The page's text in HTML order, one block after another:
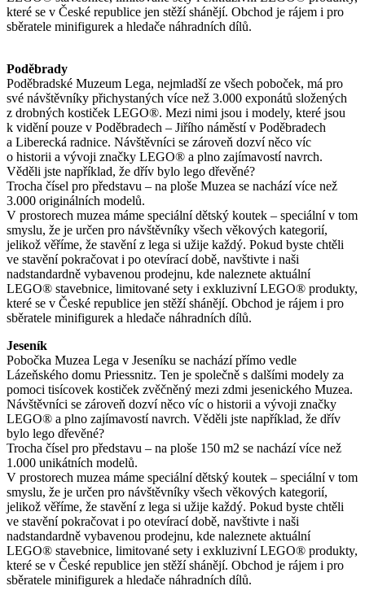
které se v České republice jen stěží shánějí. Obchod je rájem i pro
sběratele minifigurek a hledače náhradních dílů.
Poděbrady
Poděbradské Muzeum Lega, nejmladší ze všech poboček, má pro
své návštěvníky přichystaných více než 3.000 exponátů složených
z drobných kostiček LEGO®. Mezi nimi jsou i modely, které jsou
k vidění pouze v Poděbradech – Jiřího náměstí v Poděbradech
a Liberecká radnice. Návštěvníci se zároveň dozví něco víc
o historii a vývoji značky LEGO® a plno zajímavostí navrch.
Věděli jste například, že dřív bylo lego dřevěné?
Trocha čísel pro představu – na ploše Muzea se nachází více než
3.000 originálních modelů.
V prostorech muzea máme speciální dětský koutek – speciální v tom
smyslu, že je určen pro návštěvníky všech věkových kategorií,
jelikož věříme, že stavění z lega si užije každý. Pokud byste chtěli
ve stavění pokračovat i po otevírací době, navštivte i naši
nadstandardně vybavenou prodejnu, kde naleznete aktuální
LEGO® stavebnice, limitované sety i exkluzivní LEGO® produkty,
které se v České republice jen stěží shánějí. Obchod je rájem i pro
sběratele minifigurek a hledače náhradních dílů.
Jeseník
Pobočka Muzea Lega v Jeseníku se nachází přímo vedle
Lázeňského domu Priessnitz. Ten je společně s dalšími modely za
pomoci tisícovek kostiček zvěčněný mezi zdmi jesenického Muzea.
Návštěvníci se zároveň dozví něco víc o historii a vývoji značky
LEGO® a plno zajímavostí navrch. Věděli jste například, že dřív
bylo lego dřevěné?
Trocha čísel pro představu – na ploše 150 m2 se nachází více než
1.000 unikátních modelů.
V prostorech muzea máme speciální dětský koutek – speciální v tom
smyslu, že je určen pro návštěvníky všech věkových kategorií,
jelikož věříme, že stavění z lega si užije každý. Pokud byste chtěli
ve stavění pokračovat i po otevírací době, navštivte i naši
nadstandardně vybavenou prodejnu, kde naleznete aktuální
LEGO® stavebnice, limitované sety i exkluzivní LEGO® produkty,
které se v České republice jen stěží shánějí. Obchod je rájem i pro
sběratele minifigurek a hledače náhradních dílů.